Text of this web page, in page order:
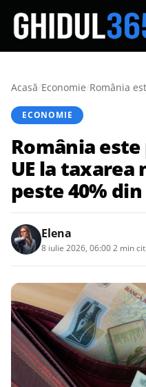
Acasă/Economie/
ECONOMIE
România
UE la
peste 40%
Elena
8 iulie 2026, 06:002 min